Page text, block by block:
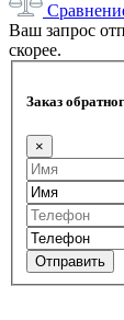
Ваш запрос
скорее.
Заказ
×
Отправить